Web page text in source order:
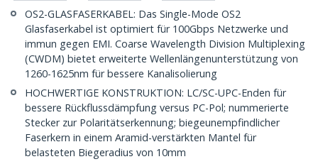
OS2-GLASFASERKABEL: Das Single-Mode OS2
Glasfaserkabel ist optimiert für 100Gbps Netzwerke und
immun gegen EMI. Coarse Wavelength Division Multiplexing
(CWDM) bietet erweiterte Wellenlängenunterstützung von
1260-1625nm für bessere Kanalisolierung
HOCHWERTIGE KONSTRUKTION: LC/SC-UPC-Enden für
bessere Rückflussdämpfung versus PC-Pol; nummerierte
Stecker zur Polaritätserkennung; biegeunempfindlicher
Faserkern in einem Aramid-verstärkten Mantel für
belasteten Biegeradius von 10mm